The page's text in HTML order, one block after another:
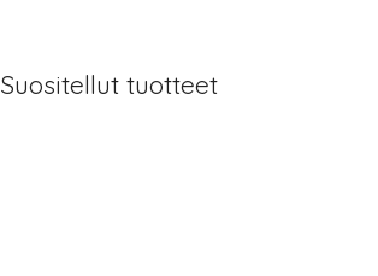
Suositellut tuotteet